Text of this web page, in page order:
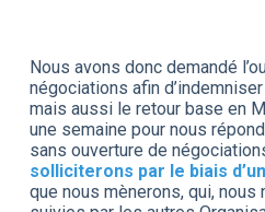
Nous avons donc demandé
négociations afin
mais aussi le retour base en
une semaine pour nous
sans ouverture de
solliciterons par le biais
que nous mènerons, qui, nous